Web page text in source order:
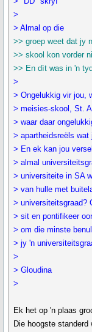
>
> Almal op die
>> groep weet dat jy
>> skool kon vorder
>> En dìt was in 'n
>
> Ongelukkig vir jou,
> meisies-skool, St.
> waar daar
> apartheidsreëls wat
> En ek kan jou
> almal
> universiteite in SA
> van hulle met
> universiteitsgraad?
> sit en pontifikeer
> om die minste
> jy 'n
>
> Gloudina
>
Ek het op 'n plaas
Die hoogste